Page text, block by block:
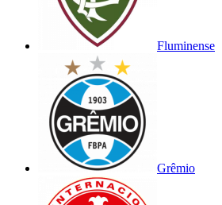
Fluminense
Grêmio